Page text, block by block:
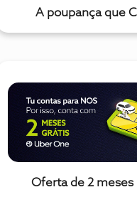
A poupança que
Oferta de 2 meses